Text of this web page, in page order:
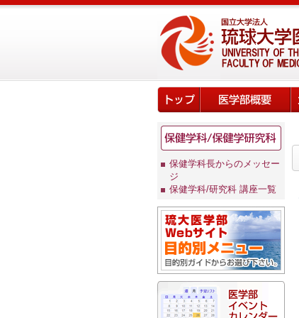
保健学科長からのメッセー
ジ
保健学科/研究科 講座一覧